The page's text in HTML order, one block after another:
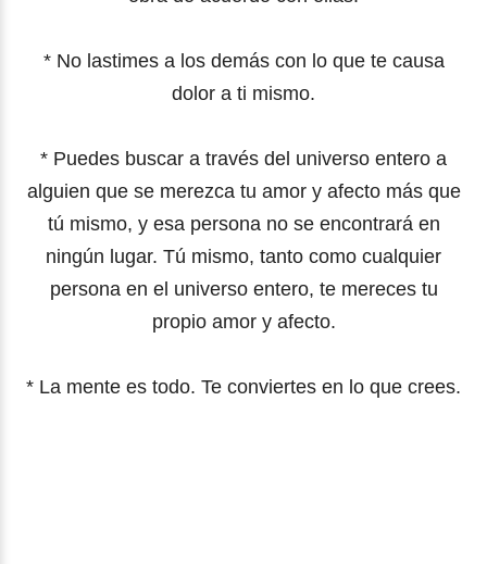
* No lastimes a los demás con lo que te causa
dolor a ti mismo.
* Puedes buscar a través del universo entero a
alguien que se merezca tu amor y afecto más que
tú mismo, y esa persona no se encontrará en
ningún lugar. Tú mismo, tanto como cualquier
persona en el universo entero, te mereces tu
propio amor y afecto.
* La mente es todo. Te conviertes en lo que crees.